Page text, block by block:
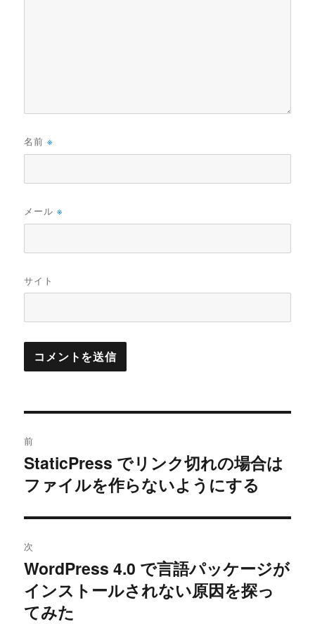
名前※
メール※
サイト
稿
ナ
ビ
ゲ
ー
シ
前
過
去
投
稿:
StaticPress でリンク切れの場合は
ファイルを作らないようにする
次
次
の
投
WordPress 4.0 で言語パッケージが
インストールされない原因を探っ
てみた